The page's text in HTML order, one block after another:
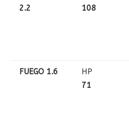
2.2
108
FUEGO 1.6
HP
71